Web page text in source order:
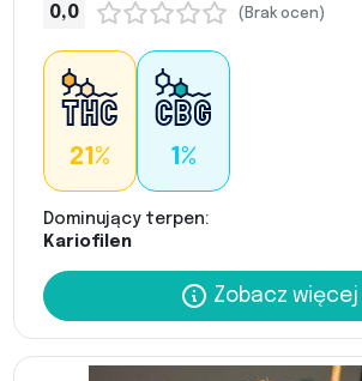
0,0 (Brak ocen)
21% 1%
Dominujący terpen:
Kariofilen
Zobacz więcej